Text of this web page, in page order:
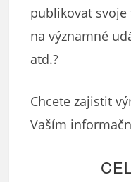
publikovat
na významné
atd.?
Chcete zajistit
Vaším